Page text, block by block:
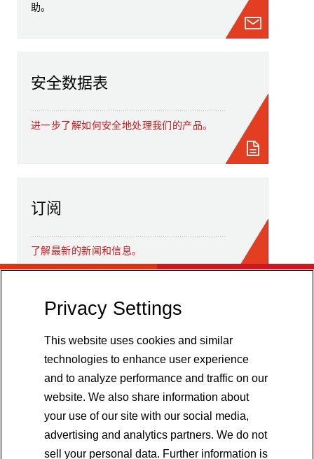
助。
安全数据表
进一步了解如何安全地处理我们的产品。
订阅
了解最新的新闻和信息。
Privacy Settings
This website uses cookies and similar
technologies to enhance user experience
and to analyze performance and traffic on our
website. We also share information about
your use of our site with our social media,
advertising and analytics partners. We do not
sell your personal data. Further information is